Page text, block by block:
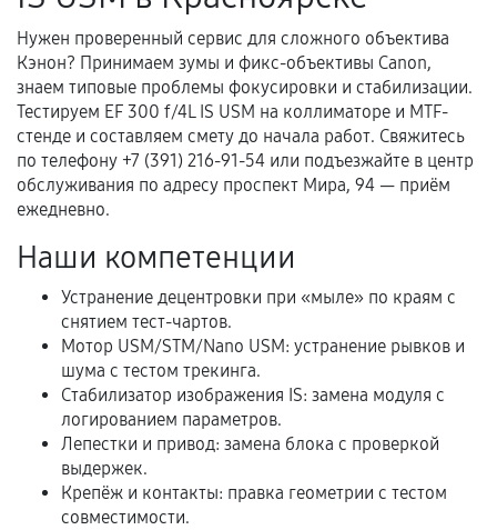
Несоответствие комплектующей заявленным
техническим характеристикам.
Документы для подтверждения
гарантии
Гарантийный талон.
услуг и сроком гарантии.
Документы на установленные комплектующие
и кассовый чек.
Расширенная гарантия
В некоторых случаях возможно оформление
расширенной гарантии. Стоимость, сроки и
условия продления согласовываются отдельно и
Нужен проверенный сервис для сложного объектива
Кэнон? Принимаем зумы и фикс-объективы Canon,
знаем типовые проблемы фокусировки и стабилизации.
Тестируем EF 300 f/4L IS USM на коллиматоре и MTF-
стенде и составляем смету до начала работ. Свяжитесь
по телефону +7 (391) 216-91-54 или подъезжайте в центр
обслуживания по адресу проспект Мира, 94 — приём
ежедневно.
Наши компетенции
Устранение децентровки при «мыле» по краям с
снятием тест-чартов.
Мотор USM/STM/Nano USM: устранение рывков и
шума с тестом трекинга.
Стабилизатор изображения IS: замена модуля с
логированием параметров.
Лепестки и привод: замена блока с проверкой
выдержек.
Крепёж и контакты: правка геометрии с тестом
совместимости.